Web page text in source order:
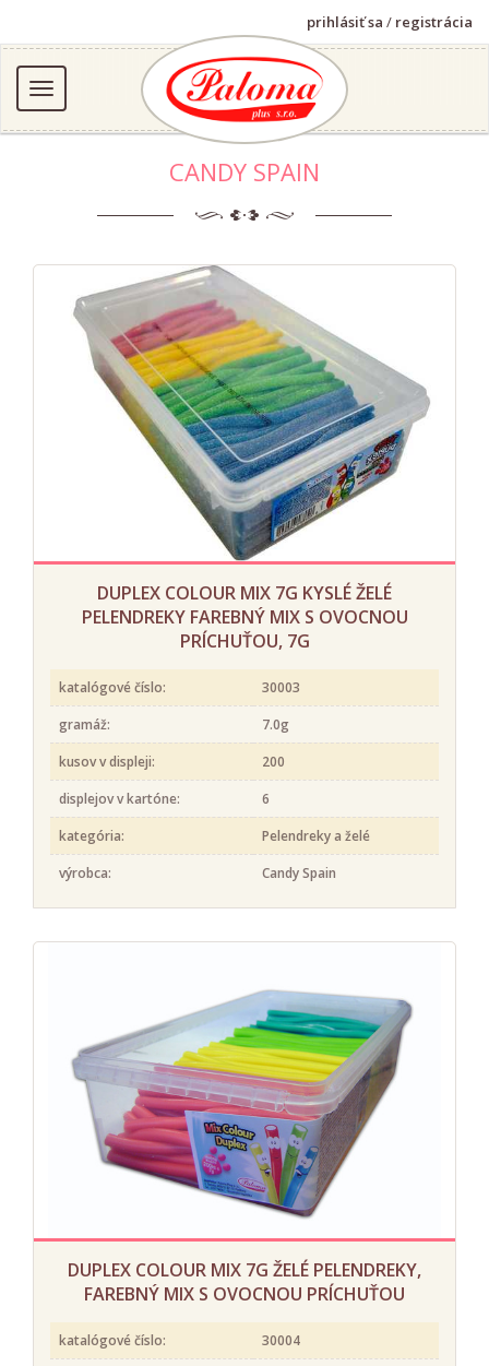
prihlásiť sa / registrácia
CANDY SPAIN
DUPLEX COLOUR MIX 7G KYSLÉ ŽELÉ
PELENDREKY FAREBNÝ MIX S OVOCNOU
PRÍCHUŤOU, 7G
katalógové číslo:
30003
gramáž:
7.0g
kusov v displeji:
200
displejov v kartóne:
6
kategória:
Pelendreky a želé
výrobca:
Candy Spain
DUPLEX COLOUR MIX 7G ŽELÉ PELENDREKY,
FAREBNÝ MIX S OVOCNOU PRÍCHUŤOU
katalógové číslo:
30004